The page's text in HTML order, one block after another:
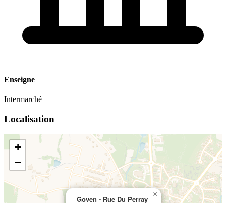
Enseigne
Intermarché
Localisation
Goven - Rue Du Perray
×
+
−